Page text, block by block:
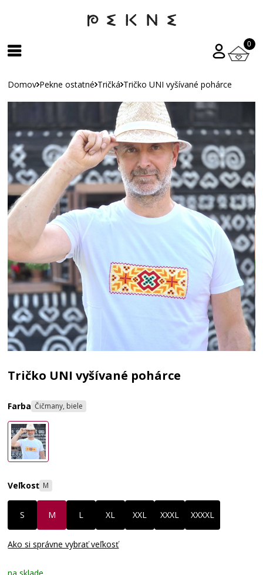
0
Domov Pekne ostatné Tričká Tričko UNI vyšívané pohárce
Tričko UNI vyšívané pohárce
Farba Čičmany, biele
Veľkosť M
S M L XL XXL XXXL XXXXL
Ako si správne vybrať veľkosť